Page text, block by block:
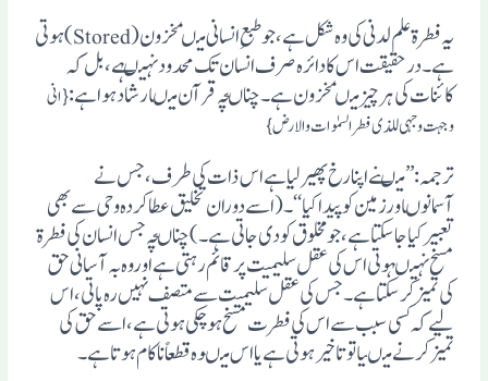
یہ فطرۃ علم لدنی کی وہ شکل ہے ،جوطبعِ انسانی میںمخزون(Stored) ہوتی
ہے ۔درحقیقت اس کادائرہ صرف انسان تک محدودنہیںہے ،بل کہ
کائنات کی ہرچیزمیںمخزون ہے ۔چناںچہ قرآن میںارشادہواہے:{انی
وجہت وجہی للذیفطرالسمٰوات والارض}
ترجمہ:’’ میںنے اپنارخ پھیرلیاہے اس ذات کی طرف ،جس نے
آسمانوںاورزمین کوپیداکیا‘‘۔ (اسے دوران تخلیق عطاکردہ وحی سے بھی
تعبیرکیاجاسکتاہے،جومخلوق کودی جاتی ہے۔)چناںچہ جس انسان کی فطرۃ
مسخ نہیںہوتی اس کی عقل سلیمیت پرقائم رہتی ہے اوروہ بہ آسانی حق
کی تمیزکرسکتاہے ۔جس کی عقل سلیمیت سے متصف نہیں رہ پاتی، اس
لیے کہ کسی سبب سے اس کی فطرت مسخ ہوچکی ہوتی ہے ،اسے حق کی
تمیزکرنے میںیاتوتاخیر ہوتی ہے یااس میںوہ قطعاً ناکام ہوتاہے ۔